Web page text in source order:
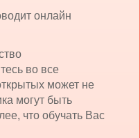
онлайн
во все
может не
могут быть
что обучать Вас